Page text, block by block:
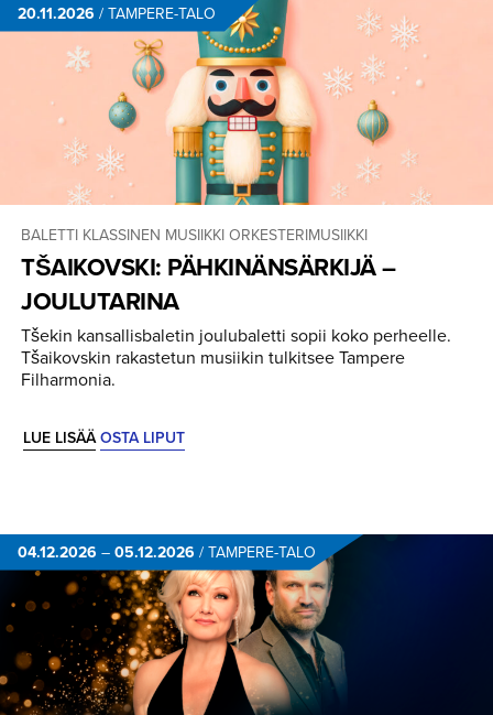
20.11.2026 /TAMPERE-TALO
BALETTI KLASSINEN MUSIIKKIORKESTERIMUSIIKKI
TŠAIKOVSKI: PÄHKINÄN­SÄRKIJÄ –
JOULUTARINA
Tšekin kansallisbaletin joulubaletti sopii koko perheelle.
Tšaikovskin rakastetun musiikin tulkitsee Tampere
Filharmonia.
LUE LISÄÄOSTA LIPUT
04.12.2026 –05.12.2026 /TAMPERE-TALO